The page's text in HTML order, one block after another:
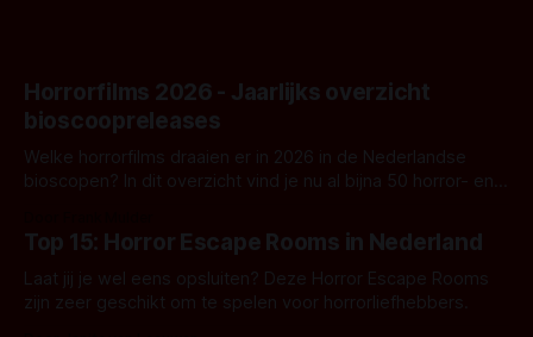
Horrorfilms 2026 - Jaarlijks overzicht
bioscoopreleases
Welke horrorfilms draaien er in 2026 in de Nederlandse
bioscopen? In dit overzicht vind je nu al bijna 50 horror- en
Top 15: Horror Escape Rooms in Nederland
Laat jij je wel eens opsluiten? Deze Horror Escape Rooms
zijn zeer geschikt om te spelen voor horrorliefhebbers.